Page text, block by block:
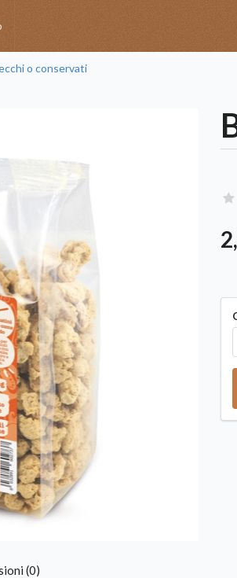
o conservati
(0)